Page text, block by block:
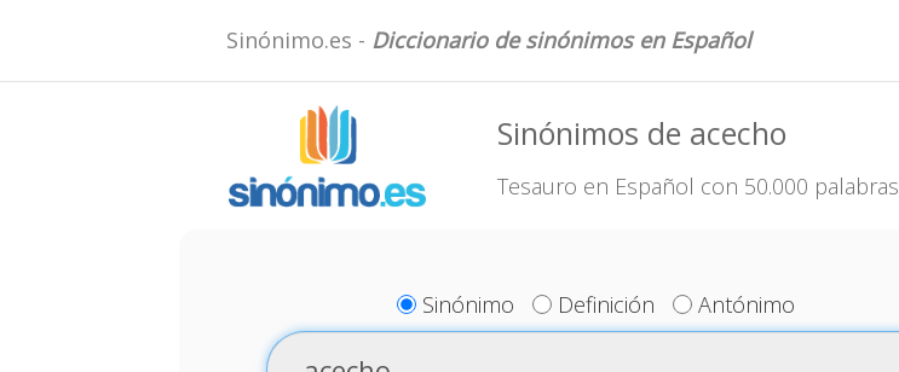
Sinónimo.es - Diccionario de sinónimos en Español
Sinónimos de acecho
Tesauro en Español con 50.000 palabras
Sinónimo Definición Antónimo